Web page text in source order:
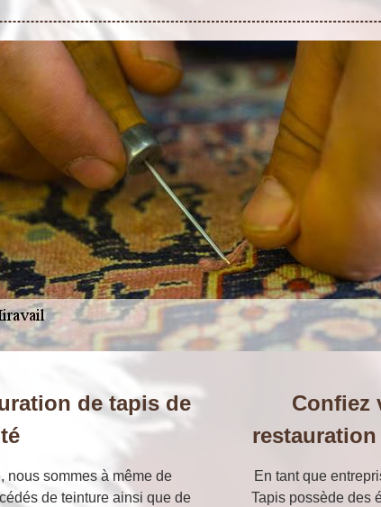
de tapis de
nous sommes à même de
de teinture ainsi que de
Confiez
En tant que
Tapis possède des